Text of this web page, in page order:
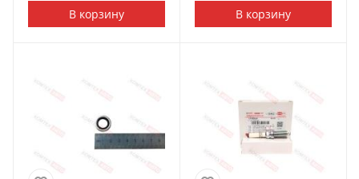
В корзину В корзину